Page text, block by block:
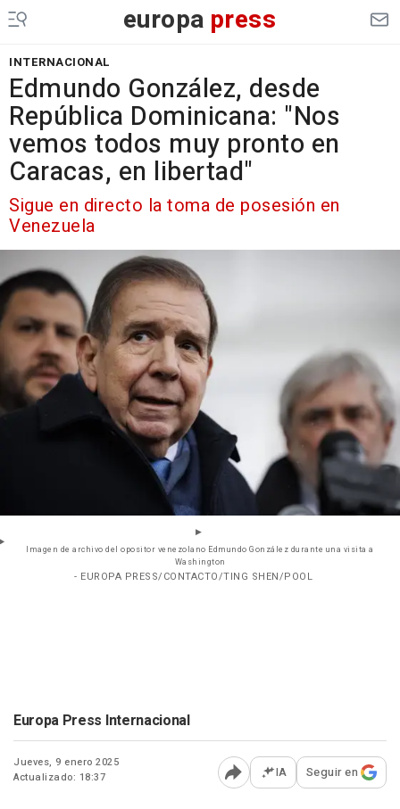
europa press
INTERNACIONAL
Edmundo González, desde
República Dominicana: "Nos
vemos todos muy pronto en
Caracas, en libertad"
Sigue en directo la toma de posesión en
Venezuela
Imagen de archivo del opositor venezolano Edmundo González durante una visita a
Washington
- EUROPA PRESS/CONTACTO/TING SHEN/POOL
Europa Press Internacional
Jueves, 9 enero 2025
Actualizado: 18:37
Abrir opciones para
IA Seguir en